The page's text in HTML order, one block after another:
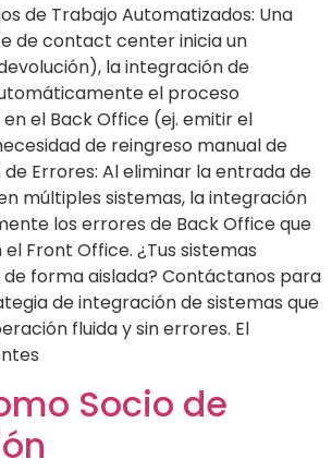
de Trabajo Automatizados: Una
de contact center inicia un
la integración de
el proceso
el Back Office (ej. emitir el
de reingreso manual de
Errores: Al eliminar la entrada de
múltiples sistemas, la integración
los errores de Back Office que
Front Office. ¿Tus sistemas
forma aislada? Contáctanos para
de integración de sistemas que
fluida y sin errores. El
Socio de